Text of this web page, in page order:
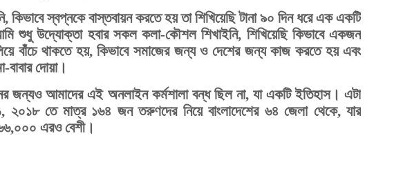
কিভাবে স্বপ্নকে বাস্তবায়ন করতে হয় তা শিখিয়েছি টানা ৯০ দিন ধরে এক একটি
শুধু উদ্যোক্তা হবার সকল কলা-কৌশল শিখাইনি, শিখিয়েছি কিভাবে একজন
বাঁচে থাকতে হয়, কিভাবে সমাজের জন্য ও দেশের জন্য কাজ করতে হয় এবং
বাবার দোয়া।
জন্যও আমাদের এই অনলাইন কর্মশালা বন্ধ ছিল না, যা একটি ইতিহাস। এটা
২০১৮ তে মাত্র ১৬৪ জন তরুণদের নিয়ে বাংলাদেশের ৬৪ জেলা থেকে, যার
এরও বেশী।